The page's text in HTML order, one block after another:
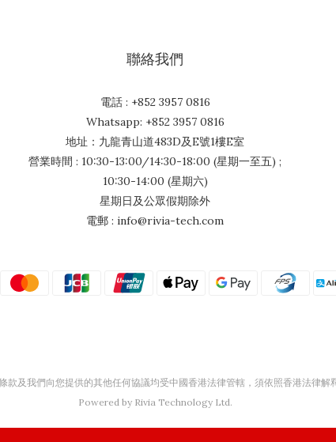
聯絡我們
電話 : +852 3957 0816
Whatsapp: +852 3957 0816
地址：九龍青山道483D及E號1樓E室
營業時間 : 10:30-13:00/14:30-18:00 (星期一至五) ;
10:30-14:00 (星期六)
星期日及公眾假期除外
電郵 : info@rivia-tech.com
款及我們向您提供的其他任何協議均受中國香港法律管轄，須依照香港法律解
Powered by Rivia Technology Ltd.